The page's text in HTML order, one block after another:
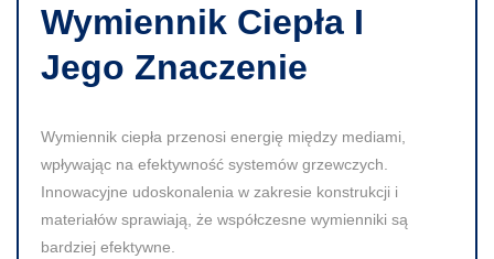
Wymiennik Ciepła I
Jego Znaczenie
Wymiennik ciepła przenosi energię między mediami,
wpływając na efektywność systemów grzewczych.
Innowacyjne udoskonalenia w zakresie konstrukcji i
materiałów sprawiają, że współczesne wymienniki są
bardziej efektywne.